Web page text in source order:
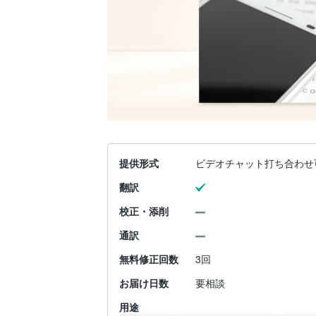
提供形式
ビデオチャット打ち合わ
翻訳
校正・添削
通訳
無料修正回数
3回
お届け日数
要相談
用途